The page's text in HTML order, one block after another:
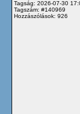
Tagság: 2026-07-30
Tagszám: #140969
Hozzászólások: 926